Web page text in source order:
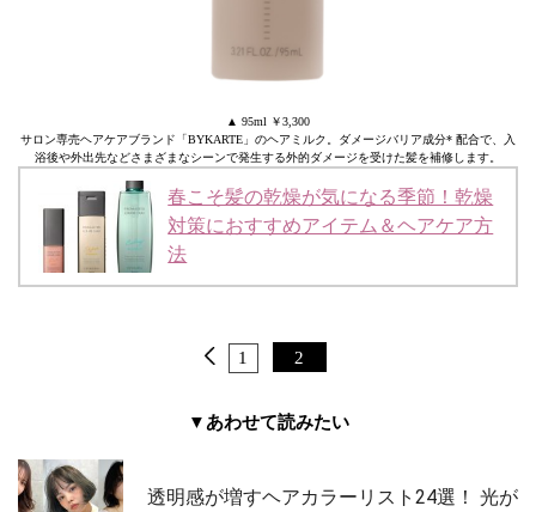
▲ 95ml ￥3,300
サロン専売ヘアケアブランド「BYKARTE」のヘアミルク。ダメージバリア成分* 配合で、入
浴後や外出先などさまざまなシーンで発生する外的ダメージを受けた髪を補修します。
春こそ髪の乾燥が気になる季節！乾燥
対策におすすめアイテム＆ヘアケア方
法
1 2
▼あわせて読みたい
透明感が増すヘアカラーリスト24選！ 光が